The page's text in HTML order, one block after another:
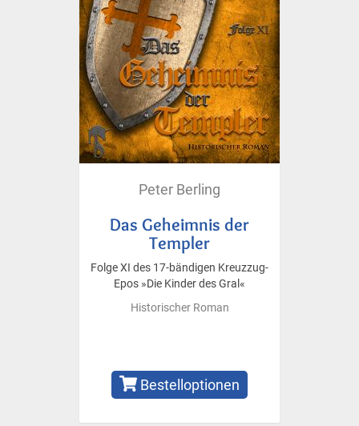
Peter Berling
Das Geheimnis der
Templer
Folge XI des 17-bändigen Kreuzzug-
Epos »Die Kinder des Gral«
Historischer Roman
Bestelloptionen